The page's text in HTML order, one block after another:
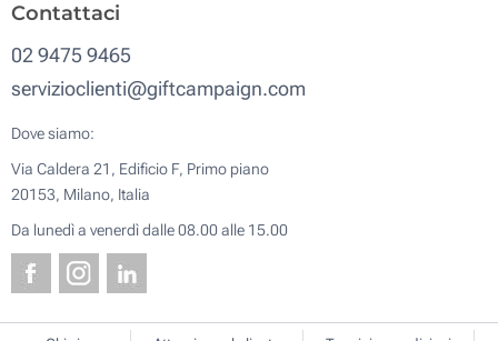
Contattaci
02 9475 9465
servizioclienti@giftcampaign.com
Dove siamo:
Via Caldera 21, Edificio F, Primo piano
20153, Milano, Italia
Da lunedì a venerdì dalle 08.00 alle 15.00